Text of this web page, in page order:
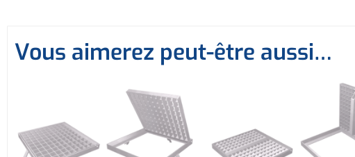
Vous aimerez peut-être aussi…